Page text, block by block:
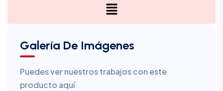
Galería De Imágenes
Puedes ver nuestros trabajos con este
producto aquí